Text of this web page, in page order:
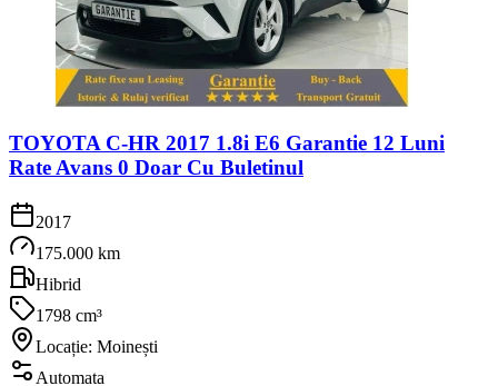
TOYOTA C-HR 2017 1.8i E6 Garantie 12 Luni
Rate Avans 0 Doar Cu Buletinul
2017
175.000 km
Hibrid
1798 cm³
Locație: Moinești
Automata